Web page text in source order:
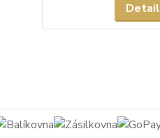
Detail